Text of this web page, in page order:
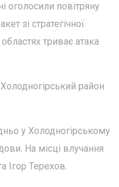
оголосили повітряну
зі стратегічної
триває атака
район
у Холодногірському
На місці влучання
Ігор Терехов.